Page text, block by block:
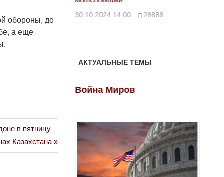
обороны, до
а еще
в пятницу
Казахстана
30.10.2024 14:00 28888
АКТУАЛЬНЫЕ ТЕМЫ
Война Миров